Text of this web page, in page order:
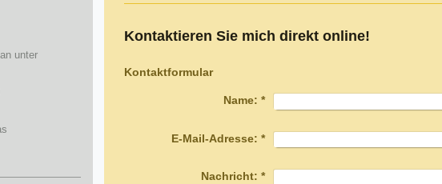
Kontaktieren Sie mich direkt online!
Kontaktformular
Name: *
E-Mail-Adresse: *
Nachricht: *
unter